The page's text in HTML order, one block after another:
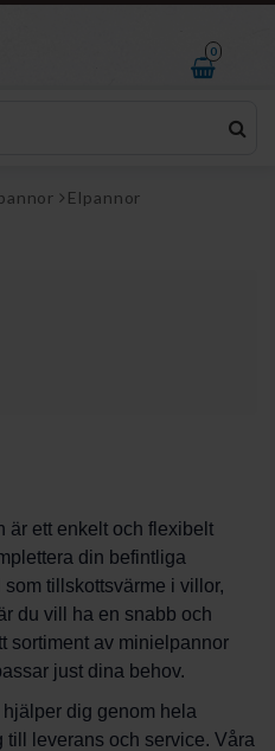
0
Elpannor
är ett enkelt och flexibelt
din befintliga
tillskottsvärme i villor,
du vill ha en snabb och
sortiment av minielpannor
just dina behov.
dig genom hela
leverans och service. Våra